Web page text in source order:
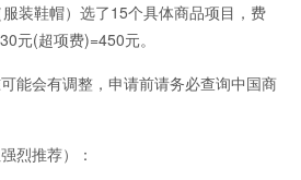
鞋帽）选了15个具体商品项目，费
元(超项费)=450元。
会有调整，申请前请务必查询中国商
烈推荐）：